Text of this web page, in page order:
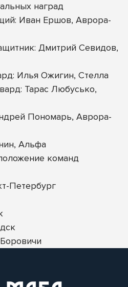
наград
Иван Ершов, Аврора-
Дмитрий Севидов,
Илья Ожигин, Стелла
Тарас Любусько,
Пономарь, Аврора-
Альфа
команд
Петербург